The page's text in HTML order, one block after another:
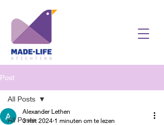
Post
All Posts
All Posts
Alexander Lethen
3 mrt 2024 1 minuten om te lezen